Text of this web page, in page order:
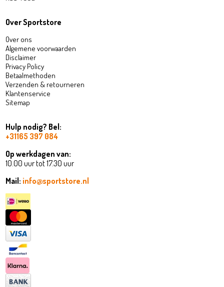
Over Sportstore
Over ons
Algemene voorwaarden
Disclaimer
Privacy Policy
Betaalmethoden
Verzenden & retourneren
Klantenservice
Sitemap
Hulp nodig? Bel:
+31165 397 084
Op werkdagen van:
10.00 uur tot 17.30 uur
Mail: info@sportstore.nl